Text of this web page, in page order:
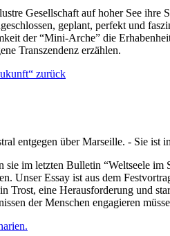
Gesellschaft auf hoher See
geplant, perfekt und
der “Mini-Arche” die
Transzendenz erzählen.
zurück
entgegen über Marseille. - Sie
im letzten Bulletin “Weltseele
Essay ist aus dem
eine Herausforderung und
der Menschen engagieren